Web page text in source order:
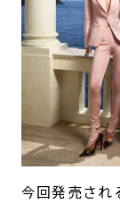
今回発売され